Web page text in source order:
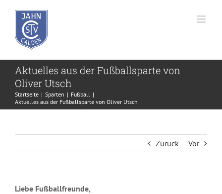
springen
Aktuelles aus der Fußballsparte von
Oliver Utsch
Startseite Sparten
Fußball
Aktuelles aus der Fußballsparte von Oliver Utsch
Zurück Vor
Liebe Fußballfreunde,